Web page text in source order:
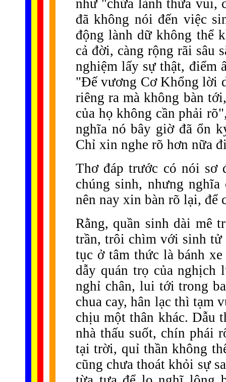
như "chứa lành thừa vui,
đã không nói đến việc
động lành dữ không thể
cả đời, càng rộng rãi sâu
nghiệm lấy sự thật, điểm
"Đế vương Cơ Khổng lời
riêng ra mà không bàn
của họ không cần phải
nghĩa nó bây giờ đã ổn
Chỉ xin nghe rõ hơn nữa
Thơ đáp trước có nói sơ
chúng sinh, nhưng
nên nay xin bàn rõ lại, để
Rằng, quần sinh dài mê
trần, trôi chìm với sinh tử
tục ở tâm thức là bánh
dẫy quán trọ của nghịch
nghỉ chân, lui tới trong
chua cay, hân lạc thì tạm
chịu một thân khác. Dẫu
nhà thấu suốt, chín phái
tại trời, quỉ thần không
cũng chưa thoát khỏi sự